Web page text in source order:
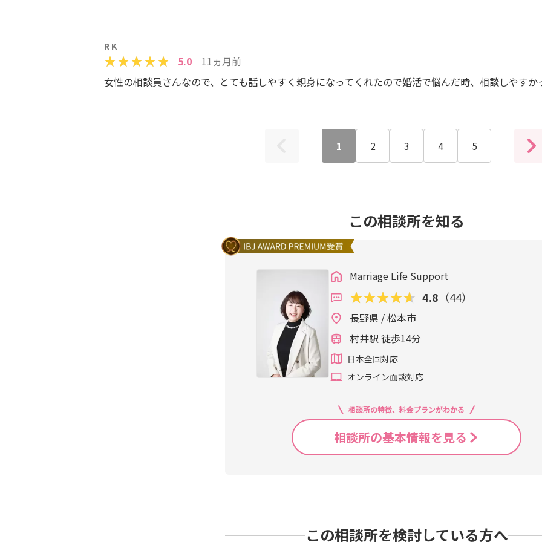
R K
5.0
11ヵ月前
女性の相談員さんなので、とても話しやすく親身になってくれたので婚活で悩んだ時、相談しやすか
1 2 3 4 5
この相談所を知る
Marriage Life Support
4.8 （44）
長野県 / 松本市
村井駅 徒歩14分
日本全国対応
オンライン面談対応
相談所の特徴、料金プランがわかる
相談所の基本情報を見る
この相談所を検討している方へ